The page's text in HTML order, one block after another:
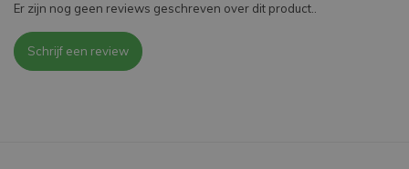
Er zijn nog geen reviews geschreven over dit product..
Schrijf een review